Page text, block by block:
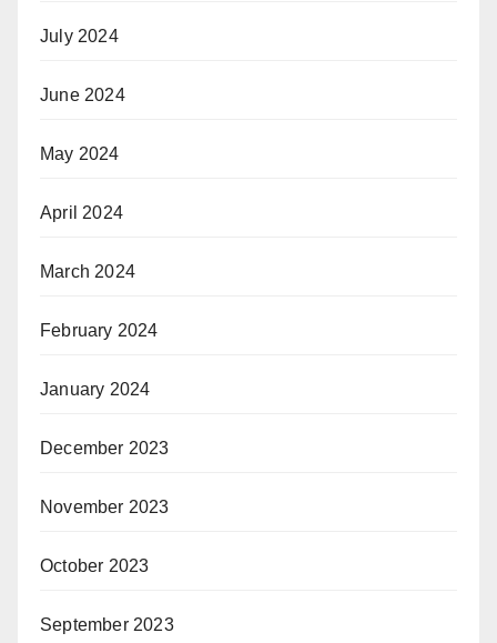
July 2024
June 2024
May 2024
April 2024
March 2024
February 2024
January 2024
December 2023
November 2023
October 2023
September 2023